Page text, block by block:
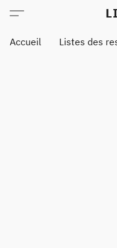
Accueil Listes des